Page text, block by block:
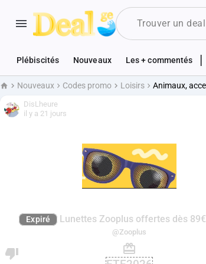
Plébiscités Nouveaux Les + commentés
AccueilNouveaux Codes promo Loisirs Animaux,
DisLheure
il y a 21 jours
Expiré Lunettes Zooplus offertes dès
@Zooplus